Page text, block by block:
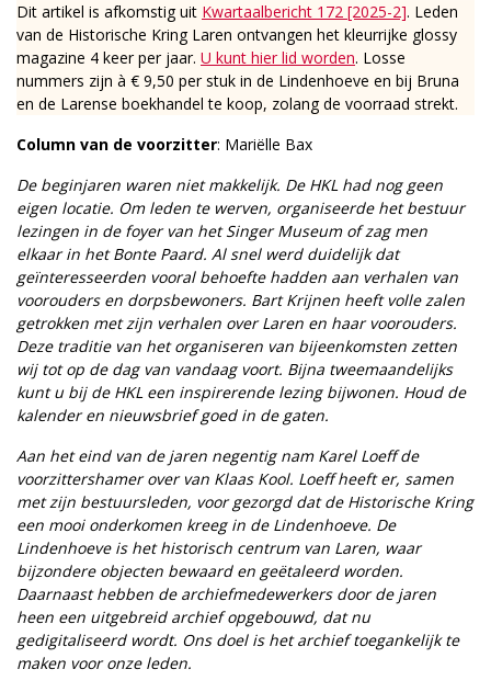
Dit artikel is afkomstig uit Kwartaalbericht 172 [2025-2]. Leden
van de Historische Kring Laren ontvangen het kleurrijke glossy
magazine 4 keer per jaar. U kunt hier lid worden. Losse
nummers zijn à € 9,50 per stuk in de Lindenhoeve en bij Bruna
en de Larense boekhandel te koop, zolang de voorraad strekt.
Column van de voorzitter: Mariëlle Bax
De beginjaren waren niet makkelijk. De HKL had nog geen
eigen locatie. Om leden te werven, organiseerde het bestuur
lezingen in de foyer van het Singer Museum of zag men
elkaar in het Bonte Paard. Al snel werd duidelijk dat
geïnteresseerden vooral behoefte hadden aan verhalen van
voorouders en dorpsbewoners. Bart Krijnen heeft volle zalen
getrokken met zijn verhalen over Laren en haar voorouders.
Deze traditie van het organiseren van bijeenkomsten zetten
wij tot op de dag van vandaag voort. Bijna tweemaandelijks
kunt u bij de HKL een inspirerende lezing bijwonen. Houd de
kalender en nieuwsbrief goed in de gaten.
Aan het eind van de jaren negentig nam Karel Loeff de
voorzittershamer over van Klaas Kool. Loeff heeft er, samen
met zijn bestuursleden, voor gezorgd dat de Historische Kring
een mooi onderkomen kreeg in de Lindenhoeve. De
Lindenhoeve is het historisch centrum van Laren, waar
bijzondere objecten bewaard en geëtaleerd worden.
Daarnaast hebben de archiefmedewerkers door de jaren
heen een uitgebreid archief opgebouwd, dat nu
gedigitaliseerd wordt. Ons doel is het archief toegankelijk te
maken voor onze leden.